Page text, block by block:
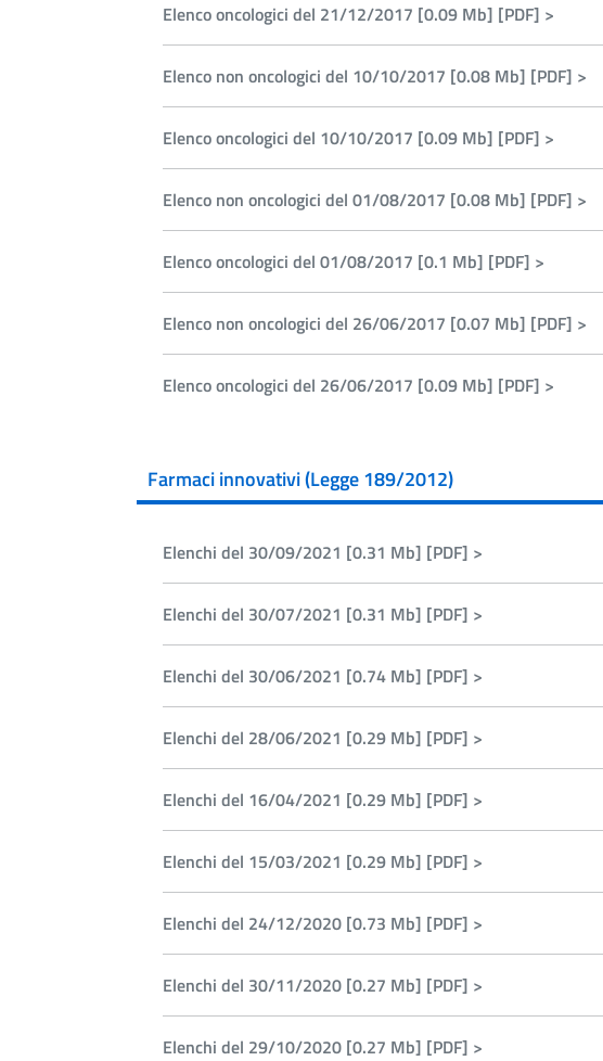
Elenco oncologici del 21/12/2017 [0.09 Mb] [PDF] >
Elenco non oncologici del 10/10/2017 [0.08 Mb] [PDF] >
Elenco oncologici del 10/10/2017 [0.09 Mb] [PDF] >
Elenco non oncologici del 01/08/2017 [0.08 Mb] [PDF] >
Elenco oncologici del 01/08/2017 [0.1 Mb] [PDF] >
Elenco non oncologici del 26/06/2017 [0.07 Mb] [PDF] >
Elenco oncologici del 26/06/2017 [0.09 Mb] [PDF] >
Farmaci innovativi (Legge 189/2012)
Elenchi del 30/09/2021 [0.31 Mb] [PDF] >
Elenchi del 30/07/2021 [0.31 Mb] [PDF] >
Elenchi del 30/06/2021 [0.74 Mb] [PDF] >
Elenchi del 28/06/2021 [0.29 Mb] [PDF] >
Elenchi del 16/04/2021 [0.29 Mb] [PDF] >
Elenchi del 15/03/2021 [0.29 Mb] [PDF] >
Elenchi del 24/12/2020 [0.73 Mb] [PDF] >
Elenchi del 30/11/2020 [0.27 Mb] [PDF] >
Elenchi del 29/10/2020 [0.27 Mb] [PDF] >